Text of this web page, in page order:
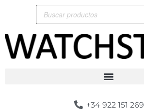
+34 922 151 269